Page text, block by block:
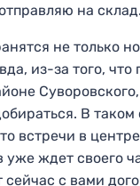
на склад.
не только
из-за того,
В таком
встречи в
уже ждет своего
сейчас с вами